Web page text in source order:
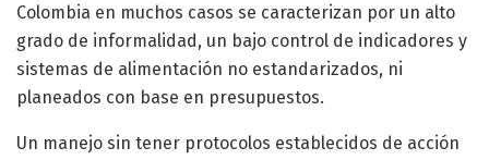
Colombia en muchos casos se caracterizan por un alto
grado de informalidad, un bajo control de indicadores y
sistemas de alimentación no estandarizados, ni
planeados con base en presupuestos.
Un manejo sin tener protocolos establecidos de acción